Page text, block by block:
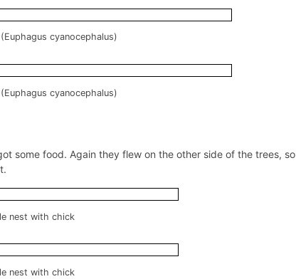
cyanocephalus)
cyanocephalus)
some food. Again they flew on the other side of the trees, so
nest with chick
nest with chick